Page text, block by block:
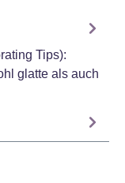
Tips):
glatte als auch